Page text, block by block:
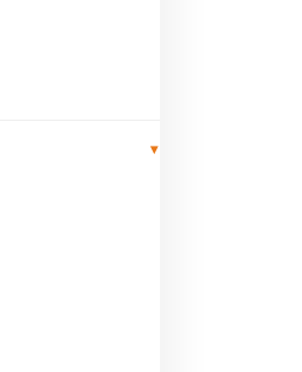
▾